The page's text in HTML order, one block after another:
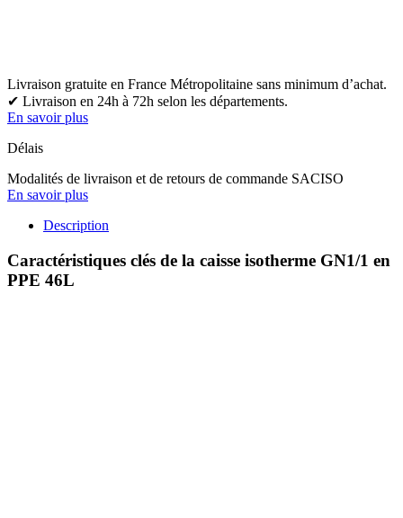
Livraison gratuite en France Métropolitaine sans minimum d’achat.
✔ Livraison en 24h à 72h selon les départements.
En savoir plus
Délais
Modalités de livraison et de retours de commande SACISO
En savoir plus
Description
Caractéristiques clés de la caisse isotherme GN1/1 en
PPE 46L